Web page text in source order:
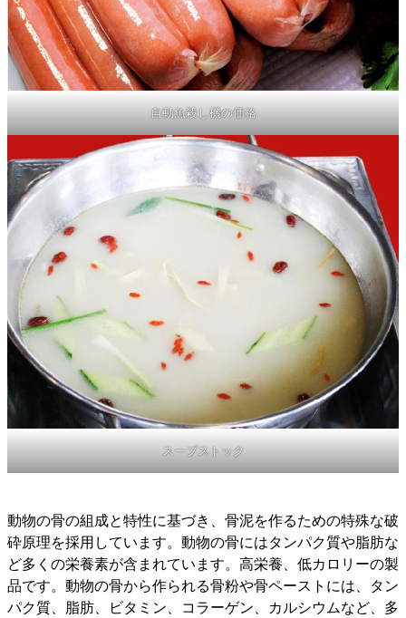
自動魚殺し機の価格
スープストック
動物の骨の組成と特性に基づき、骨泥を作るための特殊な破
砕原理を採用しています。動物の骨にはタンパク質や脂肪な
ど多くの栄養素が含まれています。高栄養、低カロリーの製
品です。動物の骨から作られる骨粉や骨ペーストには、タン
パク質、脂肪、ビタミン、コラーゲン、カルシウムなど、多